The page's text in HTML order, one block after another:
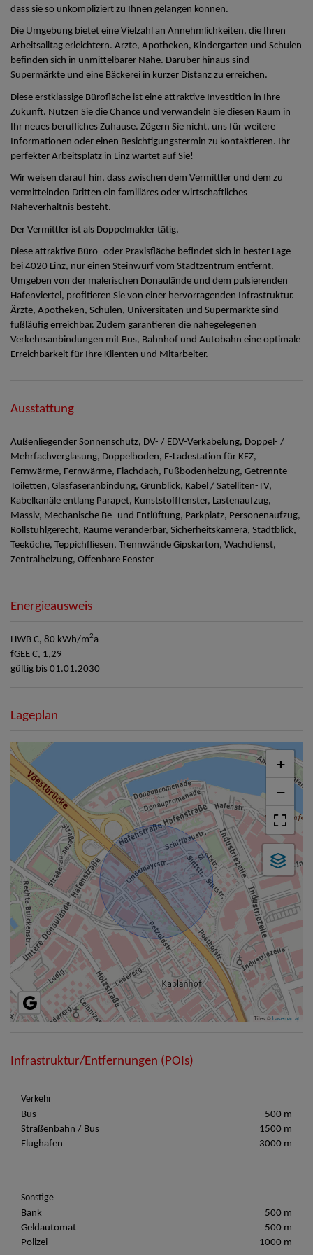
dass sie so unkompliziert zu Ihnen gelangen können.
Die Umgebung bietet eine Vielzahl an Annehmlichkeiten, die Ihren
Arbeitsalltag erleichtern. Ärzte, Apotheken, Kindergarten und Schulen
befinden sich in unmittelbarer Nähe. Darüber hinaus sind
Supermärkte und eine Bäckerei in kurzer Distanz zu erreichen.
Diese erstklassige Bürofläche ist eine attraktive Investition in Ihre
Zukunft. Nutzen Sie die Chance und verwandeln Sie diesen Raum in
Ihr neues berufliches Zuhause. Zögern Sie nicht, uns für weitere
Informationen oder einen Besichtigungstermin zu kontaktieren. Ihr
perfekter Arbeitsplatz in Linz wartet auf Sie!
Wir weisen darauf hin, dass zwischen dem Vermittler und dem zu
vermittelnden Dritten ein familiäres oder wirtschaftliches
Naheverhältnis besteht.
Der Vermittler ist als Doppelmakler tätig.
Diese attraktive Büro- oder Praxisfläche befindet sich in bester Lage
bei 4020 Linz, nur einen Steinwurf vom Stadtzentrum entfernt.
Umgeben von der malerischen Donaulände und dem pulsierenden
Hafenviertel, profitieren Sie von einer hervorragenden Infrastruktur.
Ärzte, Apotheken, Schulen, Universitäten und Supermärkte sind
fußläufig erreichbar. Zudem garantieren die nahegelegenen
Verkehrsanbindungen mit Bus, Bahnhof und Autobahn eine optimale
Erreichbarkeit für Ihre Klienten und Mitarbeiter.
Ausstattung
Außenliegender Sonnenschutz DV- / EDV-Verkabelung Doppel- /
Mehrfachverglasung Doppelboden E-Ladestation für KFZ
Fernwärme Fernwärme Flachdach Fußbodenheizung Getrennte
Toiletten Glasfaseranbindung Grünblick Kabel / Satelliten-TV
Kabelkanäle entlang Parapet Kunststofffenster Lastenaufzug
Massiv Mechanische Be- und Entlüftung Parkplatz Personenaufzug
Rollstuhlgerecht Räume veränderbar Sicherheitskamera Stadtblick
Teeküche Teppichfliesen Trennwände Gipskarton Wachdienst
Zentralheizung Öffenbare Fenster
Energieausweis
HWB C, 80 kWh/m2a
fGEE C, 1,29
gültig bis 01.01.2030
Lageplan
+
−
Tiles ©basemap.at
Infrastruktur/Entfernungen (POIs)
Verkehr
Bus
500 m
Straßenbahn / Bus
1500 m
Flughafen
3000 m
Sonstige
Bank
500 m
Geldautomat
500 m
Polizei
1000 m